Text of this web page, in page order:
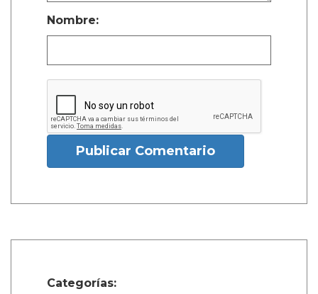
Nombre:
Publicar Comentario
Categorías: